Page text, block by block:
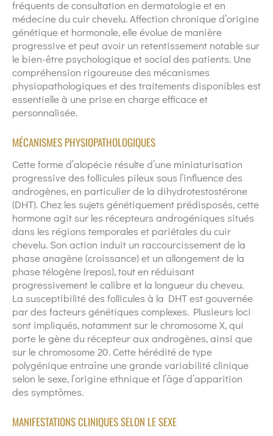
fréquents de consultation en dermatologie et en
médecine du cuir chevelu. Affection chronique d’origine
génétique et hormonale, elle évolue de manière
progressive et peut avoir un retentissement notable sur
le bien-être psychologique et social des patients. Une
compréhension rigoureuse des mécanismes
physiopathologiques et des traitements disponibles est
essentielle à une prise en charge efficace et
personnalisée.
MÉCANISMES PHYSIOPATHOLOGIQUES
Cette forme d’alopécie résulte d’une miniaturisation
progressive des follicules pileux sous l’influence des
androgènes, en particulier de la dihydrotestostérone
(DHT). Chez les sujets génétiquement prédisposés, cette
hormone agit sur les récepteurs androgéniques situés
dans les régions temporales et pariétales du cuir
chevelu. Son action induit un raccourcissement de la
phase anagène (croissance) et un allongement de la
phase télogène (repos), tout en réduisant
progressivement le calibre et la longueur du cheveu.
La susceptibilité des follicules à la DHT est gouvernée
par des facteurs génétiques complexes. Plusieurs loci
sont impliqués, notamment sur le chromosome X, qui
porte le gène du récepteur aux androgènes, ainsi que
sur le chromosome 20. Cette hérédité de type
polygénique entraîne une grande variabilité clinique
selon le sexe, l’origine ethnique et l’âge d’apparition
des symptômes.
MANIFESTATIONS CLINIQUES SELON LE SEXE